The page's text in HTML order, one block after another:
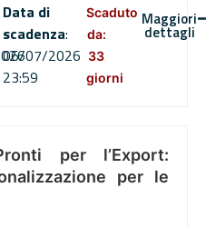
Data di
scadenza:
06/07/2026
23:59
Scaduto
da:
33
giorni
Maggiori
dettagli
per l’Export:
per le